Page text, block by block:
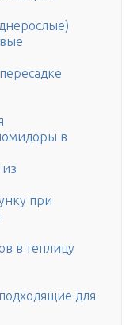
в
при
в теплицу
для